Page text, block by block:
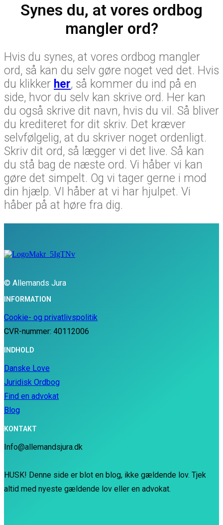
Synes du, at vores ordbog
mangler ord?
Hvis du synes, at vores ordbog mangler
ord, så kan du selv gøre noget ved det. Hvis
du klikker her, så kommer du ind på en
side, hvor du selv kan skrive ord. Her kan
du også skrive dit navn, hvis du vil. Så bliver
du krediteret for dit skriv. Det kræver
selvfølgelig, at du skriver noget ordenligt.
Skriv dit ord, så lægger vi det live. Så kan
du stå bag de næste ord. Vi håber vi kan
gøre det simpelt. Og vi tager gerne i mod
din hjælp. VI håber at vi har hjulpet. Vi
håber på at høre fra dig.
© Allemands Jura
INFORMATION
Cookie- og privatlivspolitik
CVR-nummer: 40112006
INDHOLD
Danske Love
Juridisk Ordbog
Find en advokat
Blog
KONTAKT
Info@allemandsjura.dk
HUSK! Denne side er blot en blog, ikke gældende lov. Tjek
altid med nyeste gældende lov eller en advokat.